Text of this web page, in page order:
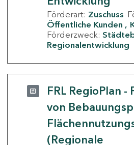
Förderart: Zuschuss
Öffentliche Kunden
Förderzweck:
Regionalentwicklung
FRL RegioPlan -
von
(Regionale